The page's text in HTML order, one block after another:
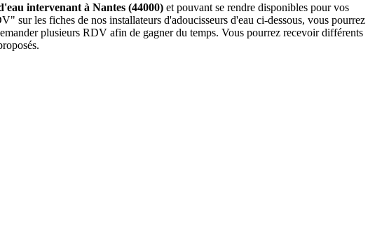
intervenant à Nantes (44000) et pouvant se rendre disponibles pour vos
sur les fiches de nos installateurs d'adoucisseurs d'eau ci-dessous, vous pourrez
plusieurs RDV afin de gagner du temps. Vous pourrez recevoir différents